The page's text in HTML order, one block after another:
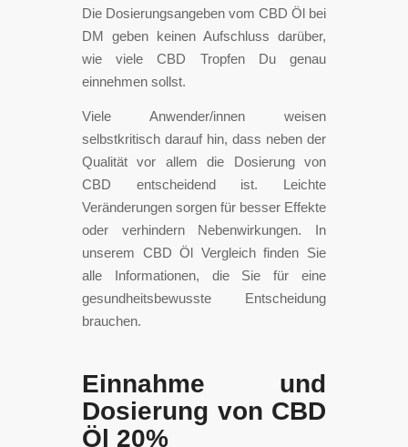
Die Dosierungsangeben vom CBD Öl bei
DM geben keinen Aufschluss darüber,
wie viele CBD Tropfen Du genau
einnehmen sollst.
Viele Anwender/innen weisen
selbstkritisch darauf hin, dass neben der
Qualität vor allem die Dosierung von
CBD entscheidend ist. Leichte
Veränderungen sorgen für besser Effekte
oder verhindern Nebenwirkungen. In
unserem CBD Öl Vergleich finden Sie
alle Informationen, die Sie für eine
gesundheitsbewusste Entscheidung
brauchen.
Einnahme und
Dosierung von CBD
Öl 20%